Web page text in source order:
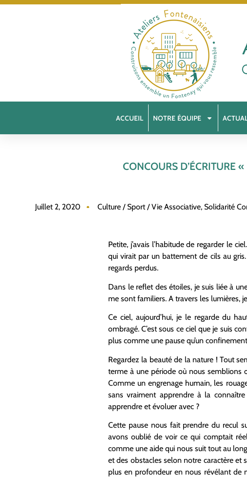
ACCUEIL NOTRE ÉQUIPE
CONCOURS D’ÉCRITURE
Juillet 2, 2020 Culture / Sport / Vie Associative, Solidarité
Petite, j’avais l’habitude de regarder le
qui virait par un battement de cils au
regards perdus.
Dans le reflet des étoiles, je suis liée à
me sont familiers. A travers les lumières,
Ce ciel, aujourd’hui, je le regarde du
ombragé. C’est sous ce ciel que je suis
plus comme une pause qu’un
Regardez la beauté de la nature ! Tout
terme à une période où nous semblions
Comme un engrenage humain, les
sans vraiment apprendre à la
apprendre et évoluer avec ?
Cette pause nous fait prendre du recul
avons oublié de voir ce qui comptait
comme une aide qui nous suit tout au
et des obstacles selon notre caractère et
plus en profondeur en nous révélant de